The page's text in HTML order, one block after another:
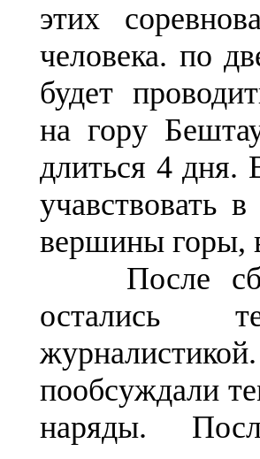
этих
человека. по
будет
на гору
длиться 4 дня.
учавствовать
вершины горы,
После
остались
пообсуждали
наряды.